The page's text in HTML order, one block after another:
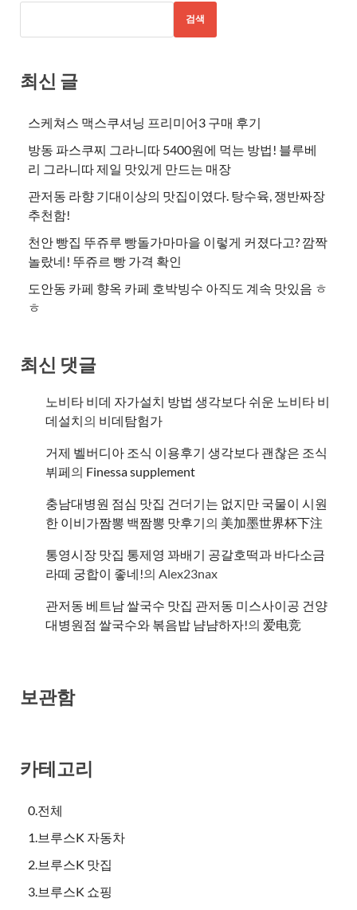
검색
최신 글
스케쳐스 맥스쿠셔닝 프리미어3 구매 후기
방동 파스쿠찌 그라니따 5400원에 먹는 방법! 블루베
리 그라니따 제일 맛있게 만드는 매장
관저동 라향 기대이상의 맛집이였다. 탕수육, 쟁반짜장
추천함!
천안 빵집 뚜쥬루 빵돌가마마을 이렇게 커졌다고? 깜짝
놀랐네! 뚜쥬르 빵 가격 확인
도안동 카페 향옥 카페 호박빙수 아직도 계속 맛있음 ㅎ
ㅎ
최신 댓글
노비타 비데 자가설치 방법 생각보다 쉬운 노비타 비
데설치의 비데탐험가
거제 벨버디아 조식 이용후기 생각보다 괜찮은 조식
뷔페의 ​Finessa supplement
충남대병원 점심 맛집 건더기는 없지만 국물이 시원
한 이비가짬뽕 백짬뽕 맛후기의 美加墨世界杯下注
통영시장 맛집 통제영 꽈배기 공갈호떡과 바다소금
라떼 궁합이 좋네!의 Alex23nax
관저동 베트남 쌀국수 맛집 관저동 미스사이공 건양
대병원점 쌀국수와 볶음밥 냠냠하자!의 爱电竞
보관함
카테고리
0.전체
1.브루스K 자동차
2.브루스K 맛집
3.브루스K 쇼핑